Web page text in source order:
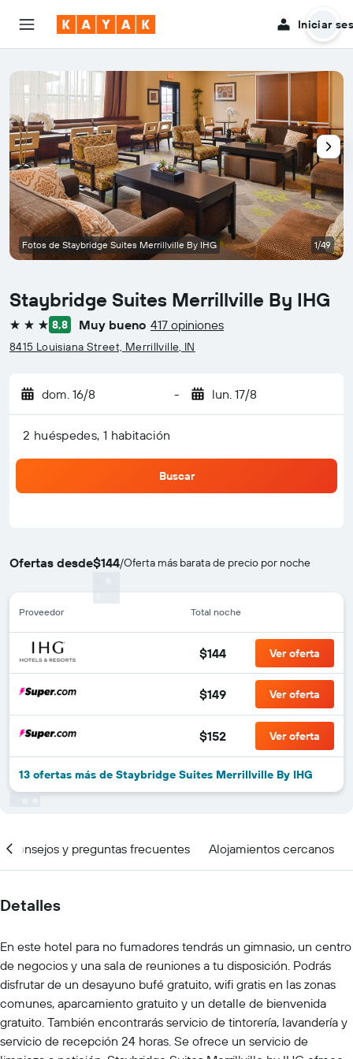
Iniciar
Staybridge Suites Merrillville By IHG
3 estrellas
8,8 Muy bueno 417 opiniones
8415 Louisiana Street, Merrillville, IN
dom. 16/8 - lun. 17/8
2 huéspedes, 1 habitación
Buscar
Ofertas desde$144/Oferta más barata de precio por noche
Proveedor Total noche
$144 Ver oferta
$149 Ver oferta
$152 Ver oferta
13 ofertas más de Staybridge Suites Merrillville By IHG
Fotos de Staybridge Suites Merrillville By IHG 1/49
Consejos y preguntas frecuentes Alojamientos cercanos
Detalles
En este hotel para no fumadores tendrás un gimnasio, un centro
de negocios y una sala de reuniones a tu disposición. Podrás
disfrutar de un desayuno bufé gratuito, wifi gratis en las zonas
comunes, aparcamiento gratuito y un detalle de bienvenida
gratuito. También encontrarás servicio de tintorería, lavandería y
servicio de recepción 24 horas. Se ofrece un servicio de